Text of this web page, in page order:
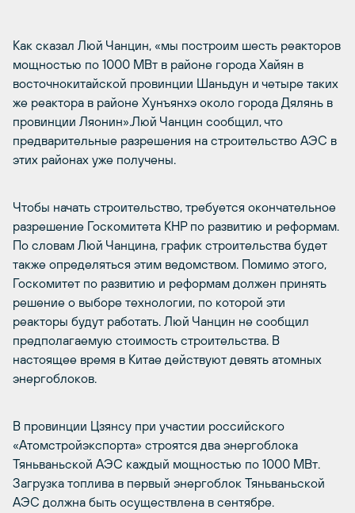
Как сказал Люй Чанцин, «мы построим шесть реакторов
мощностью по 1000 МВт в районе города Хайян в
восточнокитайской провинции Шаньдун и четыре таких
же реактора в районе Хунъянхэ около города Дялянь в
провинции Ляонин».Люй Чанцин сообщил, что
предварительные разрешения на строительство АЭС в
этих районах уже получены.
Чтобы начать строительство, требуется окончательное
разрешение Госкомитета КНР по развитию и реформам.
По словам Люй Чанцина, график строительства будет
также определяться этим ведомством. Помимо этого,
Госкомитет по развитию и реформам должен принять
решение о выборе технологии, по которой эти
реакторы будут работать. Люй Чанцин не сообщил
предполагаемую стоимость строительства. В
настоящее время в Китае действуют девять атомных
энергоблоков.
В провинции Цзянсу при участии российского
«Атомстройэкспорта» строятся два энергоблока
Тяньваньской АЭС каждый мощностью по 1000 МВт.
Загрузка топлива в первый энергоблок Тяньваньской
АЭС должна быть осуществлена в сентябре.